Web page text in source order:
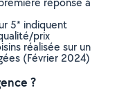
5* indiquent
prix
réalisée sur un
(Février 2024)
?